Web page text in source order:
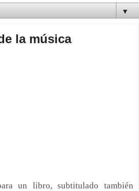
▼
la música
un libro, subtitulado también